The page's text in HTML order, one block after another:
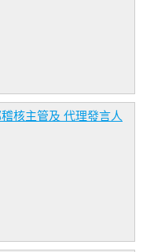
核主管及 代理發言人